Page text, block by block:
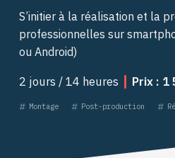
S’initier à la réalisation et la
professionnelles sur
ou Android)
2 jours / 14 heures Prix : 1
Montage Post-production